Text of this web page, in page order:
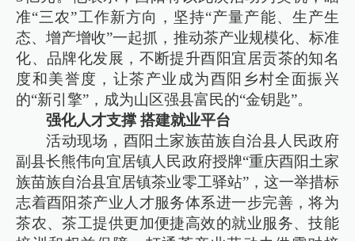
准“三农”工作新方向，坚持“产量产能、生产生
态、增产增收”一起抓，推动茶产业规模化、标准
化、品牌化发展，不断提升酉阳宜居贡茶的知名
度和美誉度，让茶产业成为酉阳乡村全面振兴
的“新引擎”，成为山区强县富民的“金钥匙”。
强化人才支撑 搭建就业平台
活动现场，酉阳土家族苗族自治县人民政府
副县长熊伟向宜居镇人民政府授牌“重庆酉阳土家
族苗族自治县宜居镇茶业零工驿站”，这一举措标
志着酉阳茶产业人才服务体系进一步完善，将为
茶农、茶工提供更加便捷高效的就业服务、技能